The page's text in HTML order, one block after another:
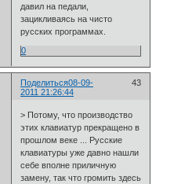
давил на педали,
зацикливаясь на чисто
русских программах.
0
Поделиться 43
08-09-
2011 21:26:44
> Потому, что производство
этих клавиатур прекращено в
прошлом веке ... Русские
клавиатуры уже давно нашли
себе вполне приличную
замену, так что громить здесь